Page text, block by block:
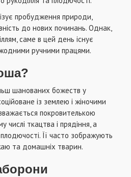
пробудження природи,
до нових починань. Однак,
саме в цей день існує
ручними працями.
шанованих божеств у
із землею і жіночими
покровителькою
числі ткацтва і прядіння, а
Її часто зображують
та домашніх тварин.